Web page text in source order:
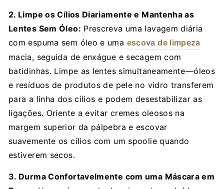
2. Limpe os Cílios Diariamente e Mantenha as
Lentes Sem Óleo: Prescreva uma lavagem diária
com espuma sem óleo e uma escova de limpeza
macia, seguida de enxágue e secagem com
batidinhas. Limpe as lentes simultaneamente—óleos
e resíduos de produtos de pele no vidro transferem
para a linha dos cílios e podem desestabilizar as
ligações. Oriente a evitar cremes oleosos na
margem superior da pálpebra e escovar
suavemente os cílios com um spoolie quando
estiverem secos.
3. Durma Confortavelmente com uma Máscara em